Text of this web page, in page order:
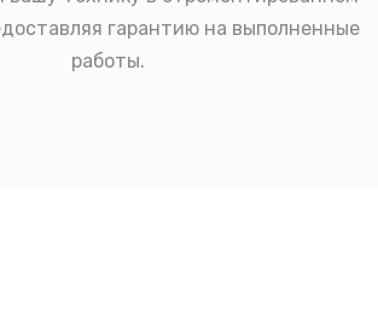
гарантию на выполненные
работы.